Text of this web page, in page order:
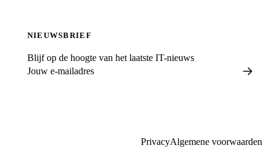
NIEUWSBRIEF
Blijf op de hoogte van het laatste IT-nieuws
PrivacyAlgemene voorwaarden